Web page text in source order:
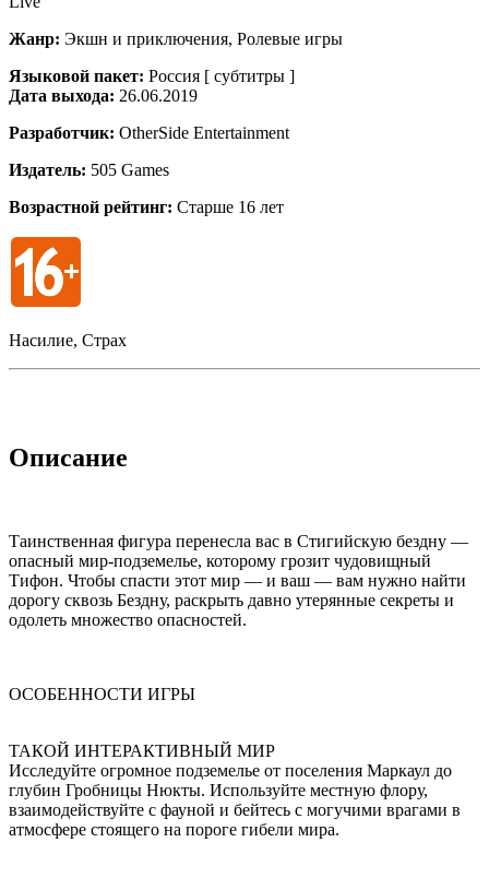
Жанр: Экшн и приключения, Ролевые игры
Языковой пакет: Россия [ субтитры ]
Дата выхода: 26.06.2019
Разработчик: OtherSide Entertainment
Издатель: 505 Games
Возрастной рейтинг: Старше 16 лет
Насилие, Страх
Описание
Таинственная фигура перенесла вас в Стигийскую бездну —
опасный мир-подземелье, которому грозит чудовищный
Тифон. Чтобы спасти этот мир — и ваш — вам нужно найти
дорогу сквозь Бездну, раскрыть давно утерянные секреты и
одолеть множество опасностей.
ОСОБЕННОСТИ ИГРЫ
ТАКОЙ ИНТЕРАКТИВНЫЙ МИР
Исследуйте огромное подземелье от поселения Маркаул до
глубин Гробницы Нюкты. Используйте местную флору,
взаимодействуйте с фауной и бейтесь с могучими врагами в
атмосфере стоящего на пороге гибели мира.